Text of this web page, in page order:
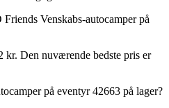
Venskabs-autocamper på
kr. Den nuværende bedste pris er
på eventyr 42663 på lager?